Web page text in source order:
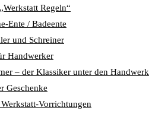
Regeln“
Ente / Badeente
und Schreiner
Handwerker
– der Klassiker unter den
Geschenke
Vorrichtungen